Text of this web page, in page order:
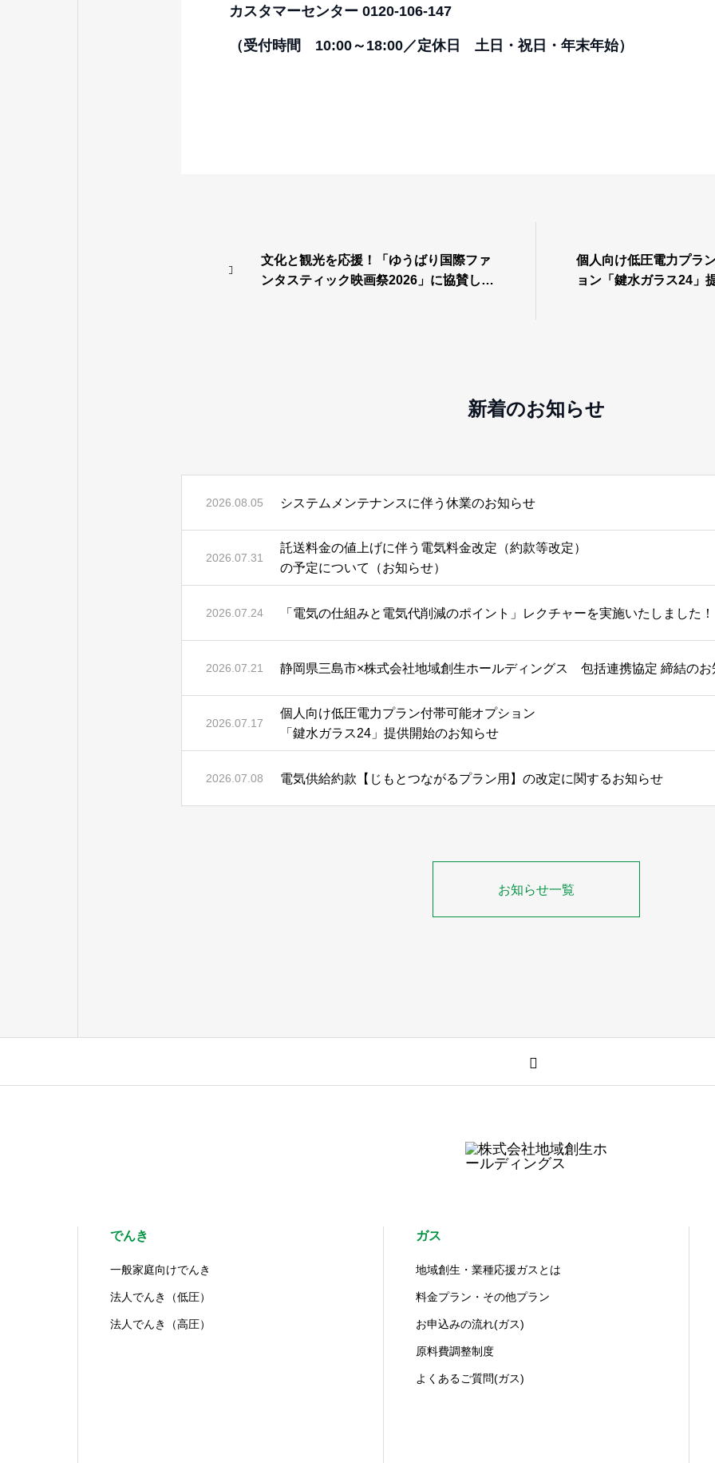
カスタマーセンター 0120-106-147
（受付時間 10:00～18:00／定休日 土日・祝日・年末年始）
文化と観光を応援！「ゆうばり国際ファ
ンタスティック映画祭2026」に協賛しま
個人向け低圧電力プラ
ョン「鍵水ガラス24」
新着のお知らせ
2026.08.05 システムメンテナンスに伴う休業のお知らせ
2026.07.31
託送料金の値上げに伴う電気料金改定（約款等改定）
の予定について（お知らせ）
2026.07.24 「電気の仕組みと電気代削減のポイント」レクチャーを実施いたしました！
2026.07.21 静岡県三島市×株式会社地域創生ホールディングス 包括連携協定 締結のお
2026.07.17
個人向け低圧電力プラン付帯可能オプション
「鍵水ガラス24」提供開始のお知らせ
2026.07.08 電気供給約款【じもとつながるプラン用】の改定に関するお知らせ
お知らせ一覧
でんき
一般家庭向けでんき
法人でんき（低圧）
法人でんき（高圧）
ガス
地域創生・業種応援ガスとは
料金プラン・その他プラン
お申込みの流れ(ガス)
原料費調整制度
よくあるご質問(ガス)